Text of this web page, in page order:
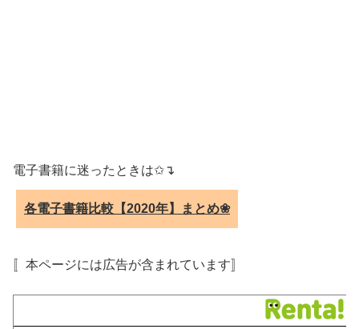
電子書籍に迷ったときは✩↴
各電子書籍比較【2020年】まとめ❀
〚本ページには広告が含まれています〛